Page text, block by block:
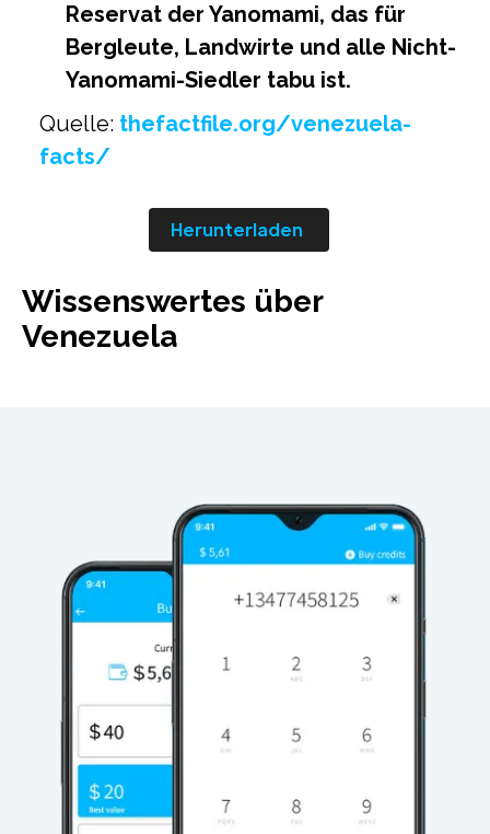
Reservat der Yanomami, das für
Bergleute, Landwirte und alle Nicht-
Yanomami-Siedler tabu ist.
Quelle: thefactfile.org/venezuela-
facts/
Herunterladen
Wissenswertes über
Venezuela